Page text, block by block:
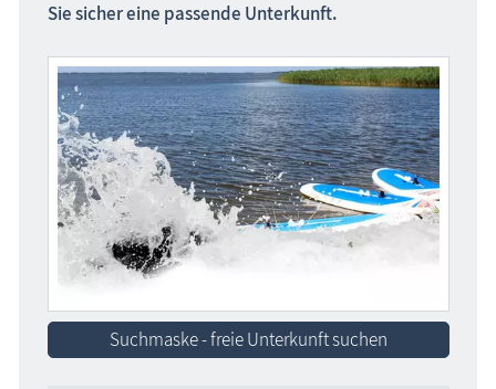
Sie sicher eine passende Unterkunft.
Suchmaske - freie Unterkunft suchen